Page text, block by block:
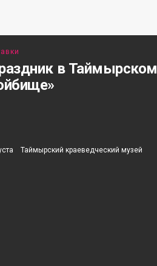
в Таймырском
Таймырский краеведческий музей